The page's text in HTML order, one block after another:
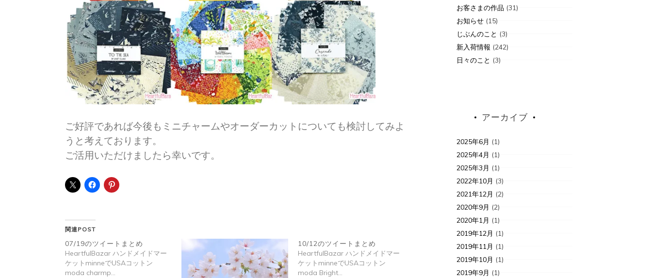
ご好評であれば今後もミニチャームやオーダーカットについても検討してみよ
うと考えております。
ご活用いただけましたら幸いです。
関連POST
07/19のツイートまとめ
HeartfulBazar ハンドメイドマー
ケットminneでUSAコットン
moda charmp…
10/12のツイートまとめ
HeartfulBazar ハンドメイドマー
ケットminneでUSAコットン
moda Bright…
お客さまの作品 (31)
お知らせ (15)
じぶんのこと (3)
新入荷情報 (242)
日々のこと (3)
アーカイブ
2025年6月 (1)
2025年4月 (1)
2025年3月 (1)
2022年10月 (3)
2021年12月 (2)
2020年9月 (2)
2020年1月 (1)
2019年12月 (1)
2019年11月 (1)
2019年10月 (1)
2019年9月 (1)